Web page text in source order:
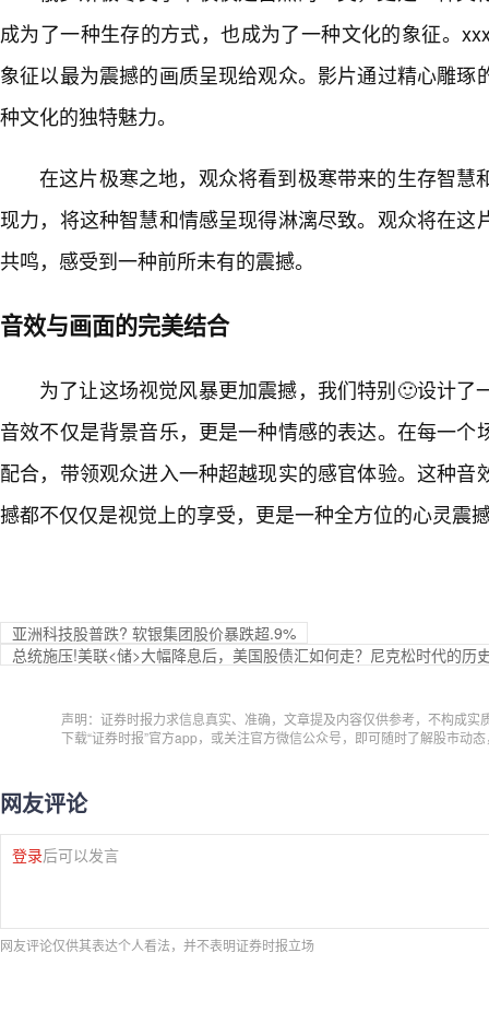
成为了一种生存的方式，也成为了一种文化的象征。
象征以最为震撼的画质呈现给观众。影片通过精心雕琢
种文化的独特魅力。
在这片极寒之地，观众将看到极寒带来的生存智慧
现力，将这种智慧和情感呈现得淋漓尽致。观众将在这
共鸣，感受到一种前所未有的震撼。
音效与画面的完美结合
为了让这场视觉风暴更加震撼，我们特别🙂设计了
音效不仅是背景音乐，更是一种情感的表达。在每一个
配合，带领观众进入一种超越现实的感官体验。这种音
撼都不仅仅是视觉上的享受，更是一种全方位的心灵震
亚洲科技股普跌? 软银集团股价暴跌超.9%
总统施压!美联<储>大幅降息后，美国股债汇如何走？尼克松时代的历
声明：证券时报力求信息真实、准确，文章提及内容仅供参考，不构成实
下载“证券时报”官方app，或关注官方微信公众号，即可随时了解股市动
网友评论
登录后可以发言
网友评论仅供其表达个人看法，并不表明证券时报立场